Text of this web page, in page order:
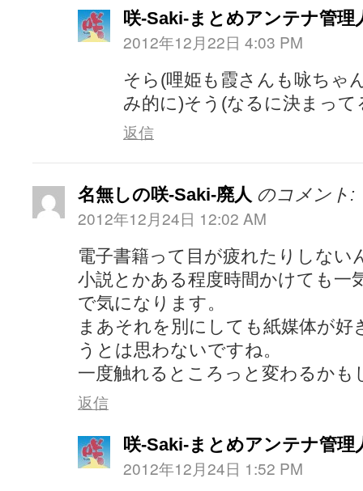
咲-Saki-まとめアンテナ管理
2012年12月22日 4:03 PM
そら(哩姫も霞さんも咏ちゃ
み的に)そう(なるに決まって
返信
名無しの咲-Saki-廃人 のコメント:
2012年12月24日 12:02 AM
電子書籍って目が疲れたりしない
小説とかある程度時間かけても一
で気になります。
まあそれを別にしても紙媒体が好
うとは思わないですね。
一度触れるところっと変わるかも
返信
咲-Saki-まとめアンテナ管理
2012年12月24日 1:52 PM